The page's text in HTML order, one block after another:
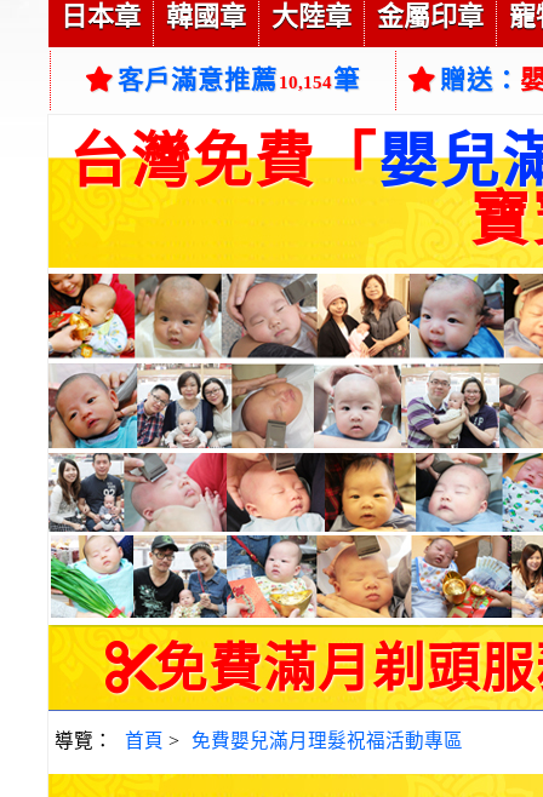
日本章 韓國章 大陸章 金屬印章 寵
客戶滿意推薦10,154筆 贈送：
台灣免費「嬰兒
免費滿月剃頭服
導覽： 首頁 > 免費嬰兒滿月理髮祝福活動專區